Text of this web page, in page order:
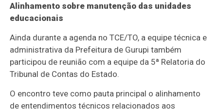
Alinhamento sobre manutenção das unidades
educacionais
Ainda durante a agenda no TCE/TO, a equipe técnica e
administrativa da Prefeitura de Gurupi também
participou de reunião com a equipe da 5ª Relatoria do
Tribunal de Contas do Estado.
O encontro teve como pauta principal o alinhamento
de entendimentos técnicos relacionados aos